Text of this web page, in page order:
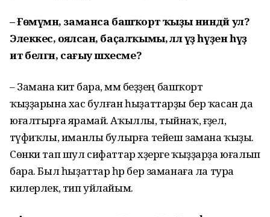
– Ғөмүмән, заманса башҡорт ҡыҙы ниндәй ул?
Элеккесә, оялсан, баҫалҡымы, әллә үҙ һүҙен һүҙ
итә белгән, сағыу шәхесме?
– Замана китә бара, әммә беҙҙең башҡорт
ҡыҙҙарына хас булған һыҙаттарҙы бер ҡасан да
юғалтырға ярамай. Аҡыллы, тыйнаҡ, ғәҙел,
тәүфиҡлы, иманлы булырға тейеш замана ҡыҙы.
Сөнки тап шул сифаттар хәҙерге ҡыҙҙарҙа юғалып
бара. Был һыҙаттар һәр бер заманаға ла тура
килерлек, тип уйлайым.